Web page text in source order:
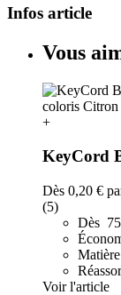
Infos article
Vous
+
KeyCord
Dès 0,20 €
(5)
Dès
Voir l'article